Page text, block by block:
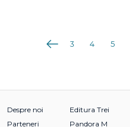
Anterioara
3 4 5
Despre noi
Parteneri
Editura Trei
Pandora M